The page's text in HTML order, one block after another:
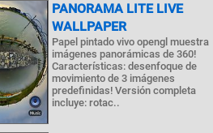
PANORAMA LITE LIVE
WALLPAPER
Papel pintado vivo opengl muestra
imágenes panorámicas de 360!
Características: desenfoque de
movimiento de 3 imágenes
predefinidas! Versión completa
incluye: rotac..